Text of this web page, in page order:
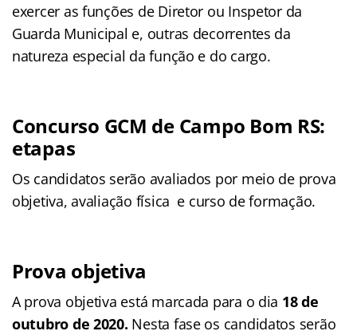
exercer as funções de Diretor ou Inspetor da
Guarda Municipal e, outras decorrentes da
natureza especial da função e do cargo.
Concurso GCM de Campo Bom RS:
etapas
Os candidatos serão avaliados por meio de prova
objetiva, avaliação física e curso de formação.
Prova objetiva
A prova objetiva está marcada para o dia 18 de
outubro de 2020. Nesta fase os candidatos serão